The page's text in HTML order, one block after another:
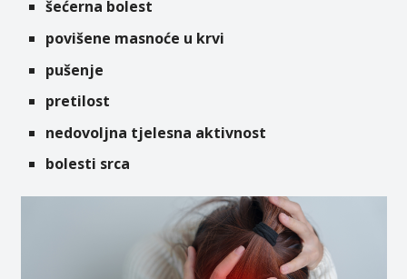
šećerna bolest
povišene masnoće u krvi
pušenje
pretilost
nedovoljna tjelesna aktivnost
bolesti srca